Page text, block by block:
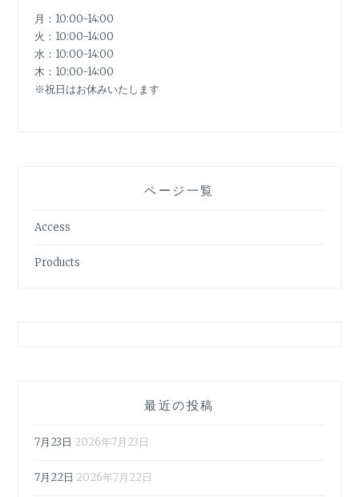
月：10:00-14:00
火：10:00-14:00
水：10:00-14:00
木：10:00-14:00
※祝日はお休みいたします
ページ一覧
Access
Products
最近の投稿
7月23日 2026年7月23日
7月22日 2026年7月22日